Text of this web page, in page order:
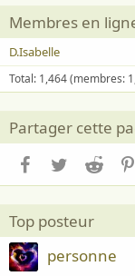
Membres en
D.Isabelle
Total: 1,464 (membres:
Partager cette
Facebook
TwitterReddit
Top posteur
personne